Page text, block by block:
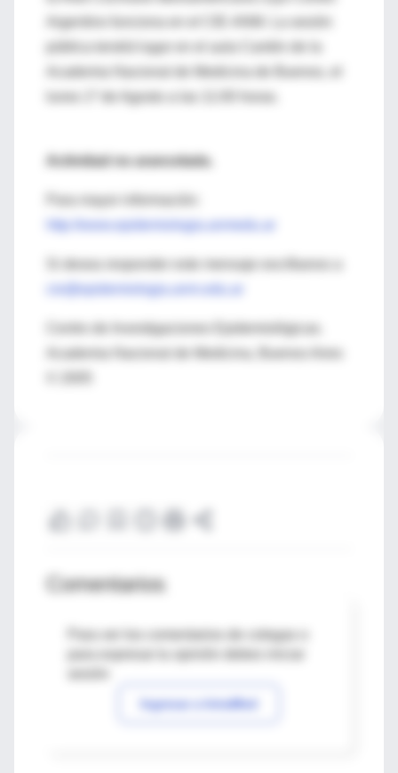
Argentino funciona en el CIE-ANM. La sesión
pública tendrá lugar en el aula Cantón de la
lunes 1º de Agosto a las 11:00 horas.
Actividad no arancelada.
Para mayor información:
http://www.epidemiologia.anmedu.ar
Si desea responder este mensaje escríbanos a
cie@epidemiologia.anm.edu.ar
Centro de Investigaciones Epidemiológicas.
Comentarios
Para ver los comentarios de colegas o
Ingresar a IntraMed